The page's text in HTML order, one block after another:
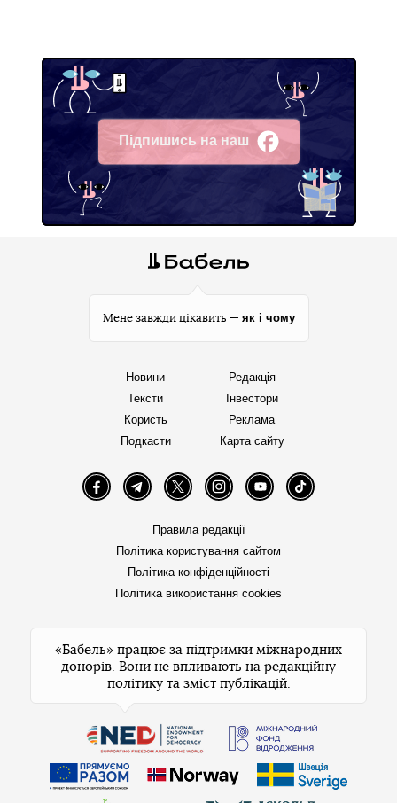
Підпишись на наш
Facebook
Мене завжди цікавить — як і чому
Новини
Тексти
Користь
Подкасти
Редакція
Інвестори
Реклама
Карта сайту
FacebookTelegramTwitter InstagramYouTube TikTok
Правила редакції
Політика користування сайтом
Політика конфіденційності
Політика використання cookies
«Бабель» працює за підтримки міжнародних
донорів. Вони не впливають на редакційну
політику та зміст публікацій.